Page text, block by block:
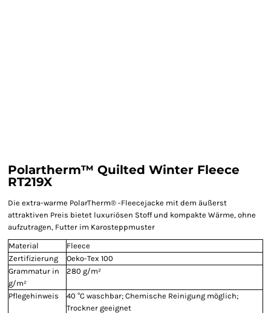
Polartherm™ Quilted Winter Fleece
RT219X
Die extra-warme PolarTherm® -Fleecejacke mit dem äußerst
attraktiven Preis bietet luxuriösen Stoff und kompakte Wärme, ohne
aufzutragen, Futter im Karosteppmuster
Material
Fleece
Zertifizierung
Oeko-Tex 100
Grammatur in
g/m²
280 g/m²
Pflegehinweis
40 °C waschbar; Chemische Reinigung möglich;
Trockner geeignet